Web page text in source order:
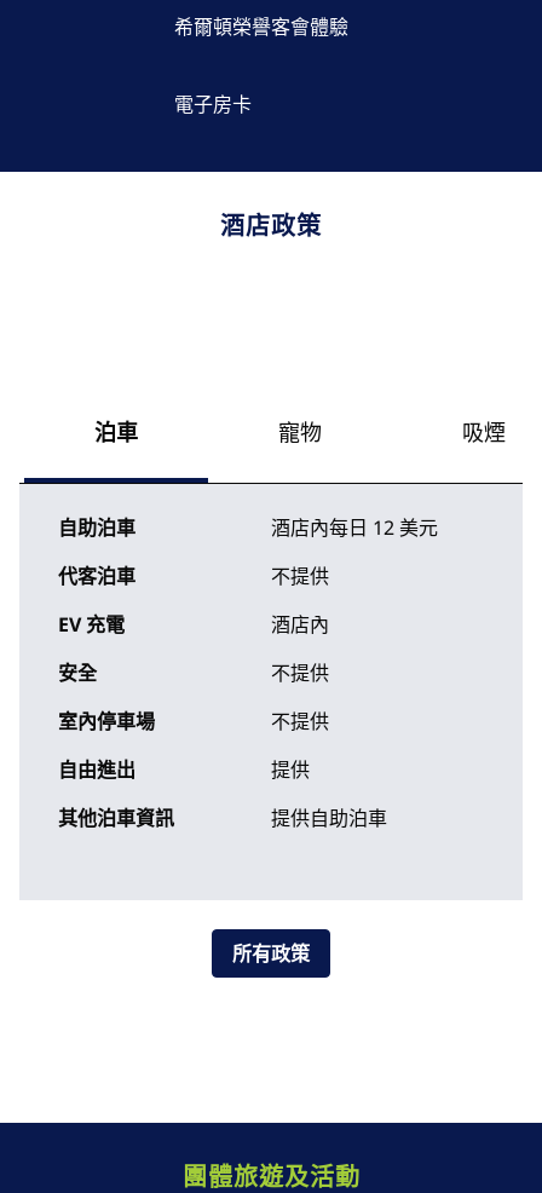
希爾頓榮譽客會體驗
電子房卡
酒店政策
泊車 寵物 吸煙
自助泊車 酒店內每日 12 美元
代客泊車
不提供
EV 充電
酒店內
安全
不提供
室內停車場
不提供
自由進出
提供
其他泊車資訊
提供自助泊車
所有政策
團體旅遊及活動